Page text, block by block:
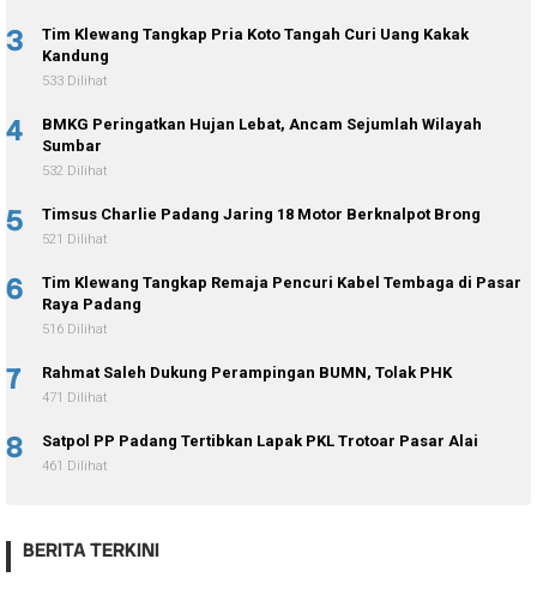
3
Tim Klewang Tangkap Pria Koto Tangah Curi Uang Kakak
Kandung
533 Dilihat
4
BMKG Peringatkan Hujan Lebat, Ancam Sejumlah Wilayah
Sumbar
532 Dilihat
5 Timsus Charlie Padang Jaring 18 Motor Berknalpot Brong
521 Dilihat
6
Tim Klewang Tangkap Remaja Pencuri Kabel Tembaga di Pasar
Raya Padang
516 Dilihat
7 Rahmat Saleh Dukung Perampingan BUMN, Tolak PHK
471 Dilihat
8 Satpol PP Padang Tertibkan Lapak PKL Trotoar Pasar Alai
461 Dilihat
BERITA TERKINI